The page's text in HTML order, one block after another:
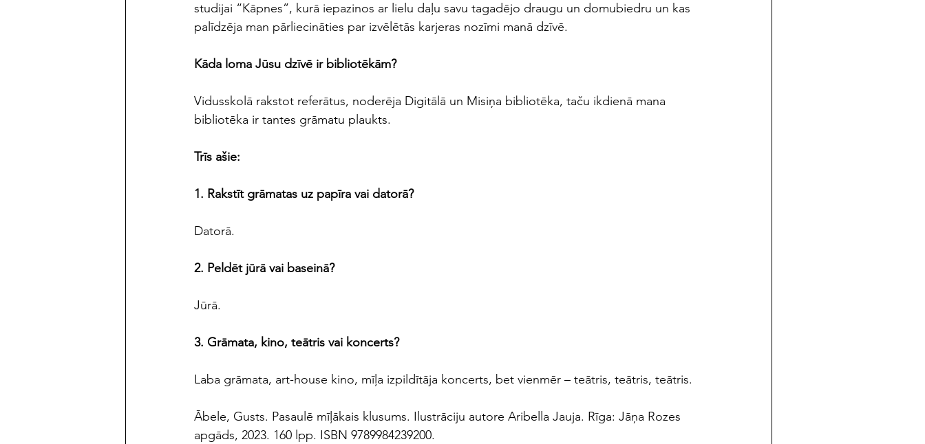
studijai “Kāpnes”, kurā iepazinos ar lielu daļu savu tagadējo draugu un domubiedru un kas
palīdzēja man pārliecināties par izvēlētās karjeras nozīmi manā dzīvē.
Kāda loma Jūsu dzīvē ir bibliotēkām?
Vidusskolā rakstot referātus, noderēja Digitālā un Misiņa bibliotēka, taču ikdienā mana
bibliotēka ir tantes grāmatu plaukts.
Trīs ašie:
1. Rakstīt grāmatas uz papīra vai datorā?
Datorā.
2. Peldēt jūrā vai baseinā?
Jūrā.
3. Grāmata, kino, teātris vai koncerts?
Laba grāmata, art-house kino, mīļa izpildītāja koncerts, bet vienmēr – teātris, teātris, teātris.
Ābele, Gusts. Pasaulē mīļākais klusums. Ilustrāciju autore Aribella Jauja. Rīga: Jāņa Rozes
apgāds, 2023. 160 lpp. ISBN 9789984239200.